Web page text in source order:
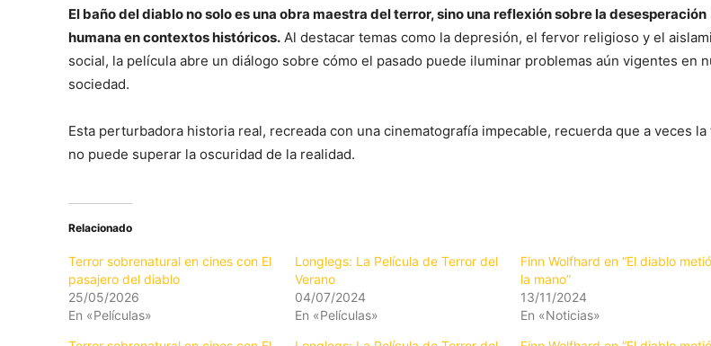
El baño del diablo no solo es una obra maestra del terror, sino una reflexión sobre la desesperación
humana en contextos históricos. Al destacar temas como la depresión, el fervor religioso y el
social, la película abre un diálogo sobre cómo el pasado puede iluminar problemas aún vigentes en
sociedad.
Esta perturbadora historia real, recreada con una cinematografía impecable, recuerda que a veces la
no puede superar la oscuridad de la realidad.
Relacionado
Terror sobrenatural en cines con El
pasajero del diablo
25/05/2026
En «Películas»
Longlegs: La Película de Terror del
Verano
04/07/2024
En «Películas»
Finn Wolfhard en “El diablo metió
la mano”
13/11/2024
En «Noticias»